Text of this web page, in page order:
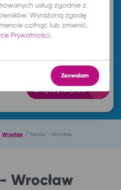
Znajdź przejazd
Wrocław /Tarnów - Wrocław
Wrocław
usług zgodnie z
Wyrażoną zgodę
cofnąć lub zmienić.
Prywatności
Zezwalam